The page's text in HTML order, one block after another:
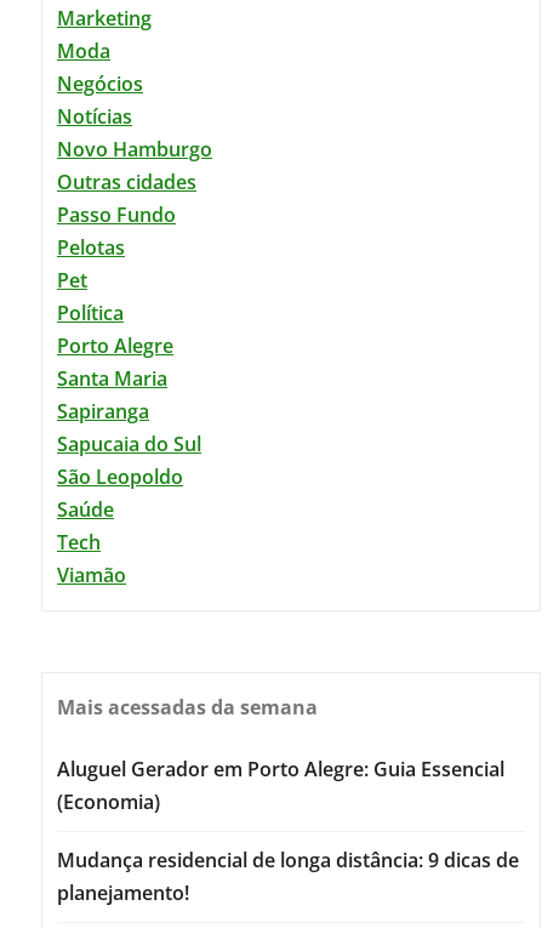
Marketing
Moda
Negócios
Notícias
Novo Hamburgo
Outras cidades
Passo Fundo
Pelotas
Pet
Política
Porto Alegre
Santa Maria
Sapiranga
Sapucaia do Sul
São Leopoldo
Saúde
Tech
Viamão
Mais acessadas da semana
Aluguel Gerador em Porto Alegre: Guia Essencial
(Economia)
Mudança residencial de longa distância: 9 dicas de
planejamento!